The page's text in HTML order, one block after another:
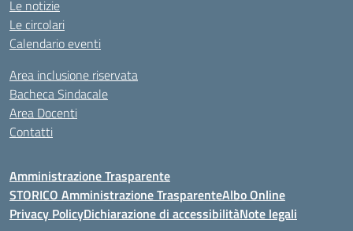
Le notizie
Le circolari
Calendario eventi
Area inclusione riservata
Bacheca Sindacale
Area Docenti
Contatti
Amministrazione Trasparente
STORICO Amministrazione TrasparenteAlbo Online
Privacy PolicyDichiarazione di accessibilitàNote legali